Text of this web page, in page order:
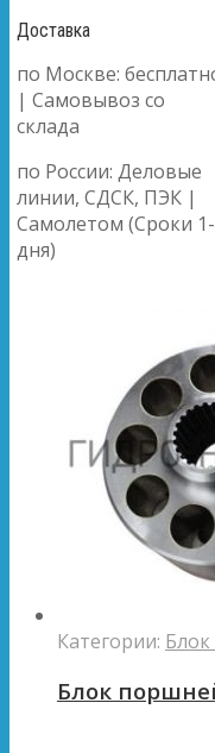
Доставка
по Москве:
| Самовывоз со
склада
по России: Деловые
линии, СДСК, ПЭК |
Самолетом (Сроки
дня)
Категории:
Блок